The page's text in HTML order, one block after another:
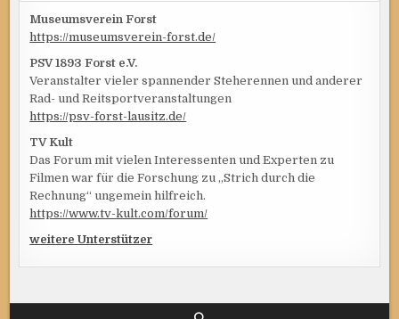
Museumsverein Forst
https://museumsverein-forst.de/
PSV 1893 Forst e.V.
Veranstalter vieler spannender Steherennen und anderer
Rad- und Reitsportveranstaltungen
https://psv-forst-lausitz.de/
TV Kult
Das Forum mit vielen Interessenten und Experten zu
Filmen war für die Forschung zu „Strich durch die
Rechnung“ ungemein hilfreich.
https://www.tv-kult.com/forum/
weitere Unterstützer